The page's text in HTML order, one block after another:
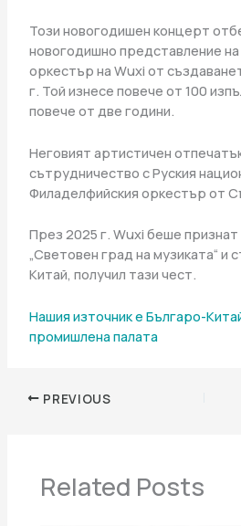
Този новогодишен концерт
новогодишно представление
оркестър на Wuxi от
г. Той изнесе повече от 100
повече от две години.
Неговият артистичен
сътрудничество с Руския
Филаделфийския оркестър от
През 2025 г. Wuxi беше
„Световен град на музиката“ и
Китай, получил тази чест.
Нашия източник е Българо-
промишлена палaта
PREVIOUS
Related Posts